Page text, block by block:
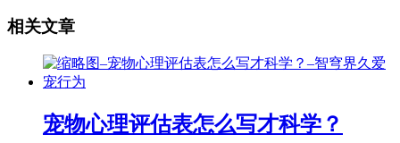
相关文章
宠物心理评估表怎么写才科学？